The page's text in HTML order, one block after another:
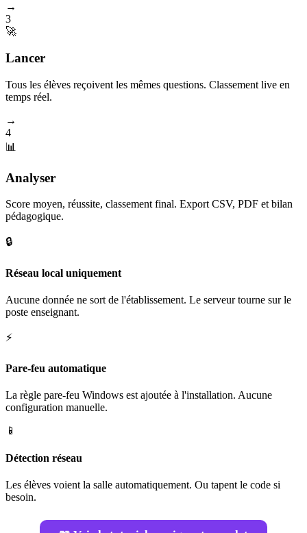
→
3
🚀
Lancer
Tous les élèves reçoivent les mêmes questions. Classement live en
temps réel.
→
4
📊
Analyser
Score moyen, réussite, classement final. Export CSV, PDF et bilan
pédagogique.
🔒
Réseau local uniquement
Aucune donnée ne sort de l'établissement. Le serveur tourne sur le
poste enseignant.
⚡
Pare-feu automatique
La règle pare-feu Windows est ajoutée à l'installation. Aucune
configuration manuelle.
📱
Détection réseau
Les élèves voient la salle automatiquement. Ou tapent le code si
besoin.